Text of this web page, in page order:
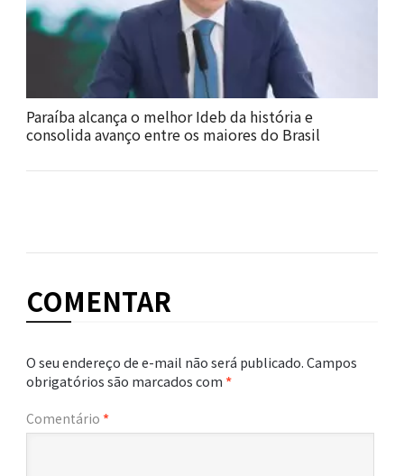
Paraíba alcança o melhor Ideb da história e
consolida avanço entre os maiores do Brasil
COMENTAR
O seu endereço de e-mail não será publicado.Campos
obrigatórios são marcados com*
Comentário *